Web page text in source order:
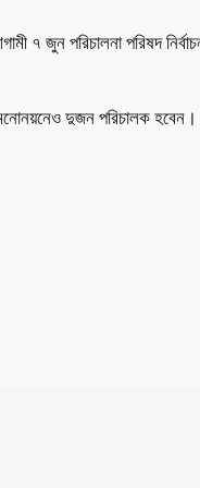
৭ জুন পরিচালনা পরিষদ
মনোনয়নেও দুজন পরিচালক